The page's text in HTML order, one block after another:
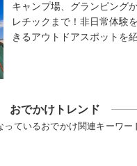
キャンプ場、グランピング
レチックまで！非日常体験
きるアウトドアスポットを
おでかけトレンド
っているおでかけ関連キーワー